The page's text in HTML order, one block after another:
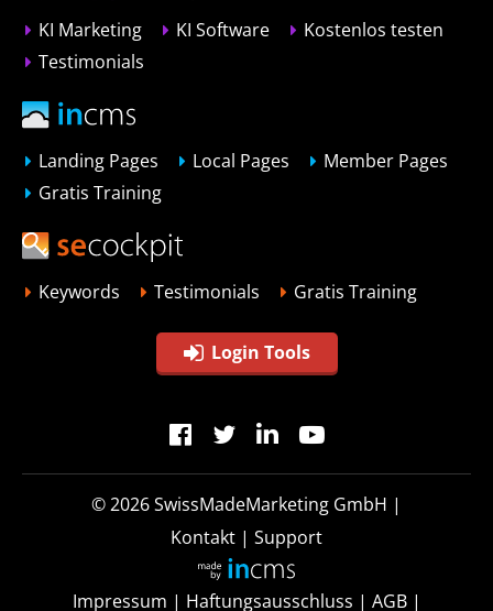
KI Marketing KI Software
Kostenlos testen
Testimonials
Landing Pages Local Pages
Member Pages
Gratis Training
Keywords Testimonials Gratis Training
Login Tools
© 2026SwissMadeMarketing GmbH |
Kontakt | Support
Impressum | Haftungsausschluss | AGB|